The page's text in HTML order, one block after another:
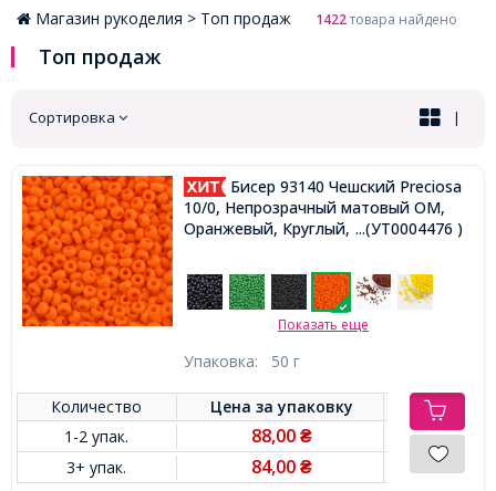
Магазин рукоделия > Топ продаж 1422товара найдено
Топ продаж
Сортировка |
Бисер 93140 Чешский Preciosa
10/0, Непрозрачный матовый OM,
Оранжевый, Круглый,
...(УТ0004476 )
Показать еще
Упаковка: 50 г
Количество Цена заупаковку
1-2 упак.
88,00₴
3+ упак. 84,00₴